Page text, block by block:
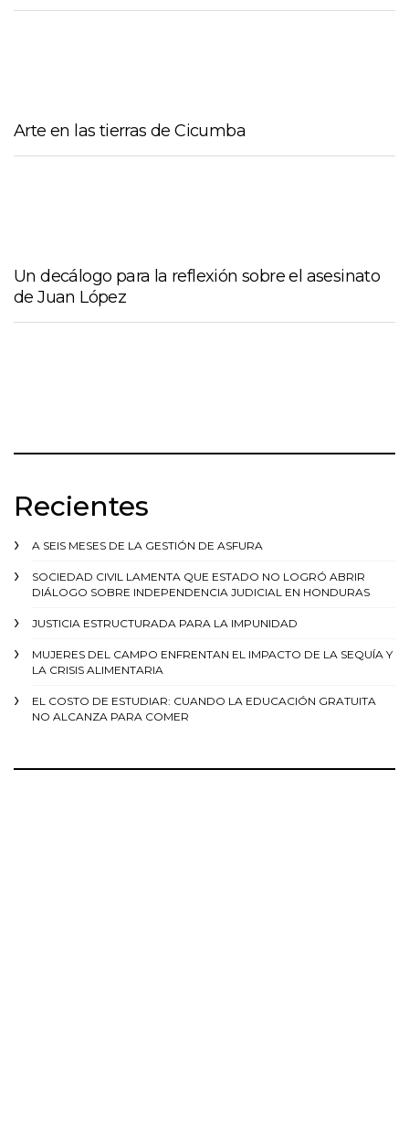
Arte en las tierras de Cicumba
Un decálogo para la reflexión sobre el asesinato
de Juan López
Recientes
A SEIS MESES DE LA GESTIÓN DE ASFURA
SOCIEDAD CIVIL LAMENTA QUE ESTADO NO LOGRÓ ABRIR
DIÁLOGO SOBRE INDEPENDENCIA JUDICIAL EN HONDURAS
JUSTICIA ESTRUCTURADA PARA LA IMPUNIDAD
MUJERES DEL CAMPO ENFRENTAN EL IMPACTO DE LA SEQUÍA Y
LA CRISIS ALIMENTARIA
EL COSTO DE ESTUDIAR: CUANDO LA EDUCACIÓN GRATUITA
NO ALCANZA PARA COMER